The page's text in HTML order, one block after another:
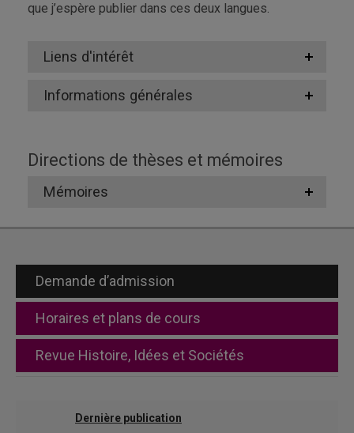
que j’espère publier dans ces deux langues.
Liens d'intérêt
Informations générales
Directions de thèses et mémoires
Mémoires
Demande d’admission
Horaires et plans de cours
Revue Histoire, Idées et Sociétés
Dernière publication